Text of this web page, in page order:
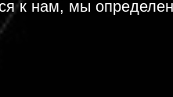
к нам, мы